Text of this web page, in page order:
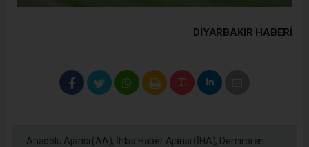
DIYARBAKIR HABERİ
Anadolu Ajansı (AA), İhlas Haber Ajansı (İHA), Demirören